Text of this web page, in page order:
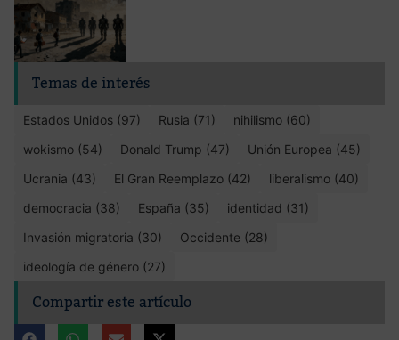
Temas de interés
Estados Unidos (97) Rusia (71)
nihilismo (60)
wokismo (54)
Donald Trump (47)
Unión Europea (45)
Ucrania (43)
El Gran Reemplazo (42)
liberalismo (40)
democracia (38)
España (35)
identidad (31)
Invasión migratoria (30)
Occidente (28)
ideología de género (27)
Compartir este artículo